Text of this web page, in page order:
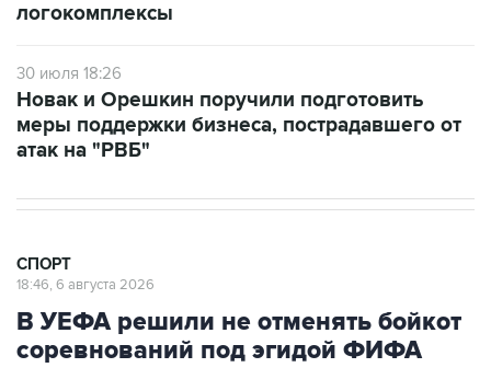
логокомплексы
30 июля 18:26
Новак и Орешкин поручили подготовить
меры поддержки бизнеса, пострадавшего от
атак на "РВБ"
СПОРТ
18:46, 6 августа 2026
В УЕФА решили не отменять бойкот
соревнований под эгидой ФИФА